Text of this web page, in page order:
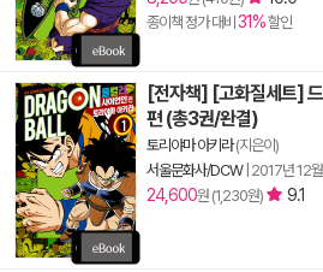
종이책 정가 대비 31%할인
[전자책] [고화질세트]
편 (총3권/완결)
토리야마 아키라(지은이)
서울문화사/DCW| 2017년 12월
24,600원 (1,230원) 9.1